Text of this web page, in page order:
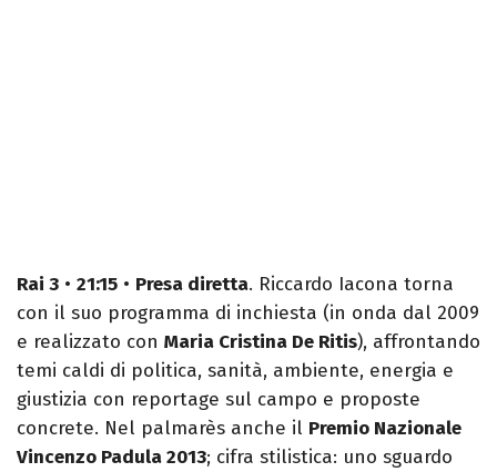
Rai 3 • 21:15 • Presa diretta. Riccardo Iacona torna
con il suo programma di inchiesta (in onda dal 2009
e realizzato con Maria Cristina De Ritis), affrontando
temi caldi di politica, sanità, ambiente, energia e
giustizia con reportage sul campo e proposte
concrete. Nel palmarès anche il Premio Nazionale
Vincenzo Padula 2013; cifra stilistica: uno sguardo